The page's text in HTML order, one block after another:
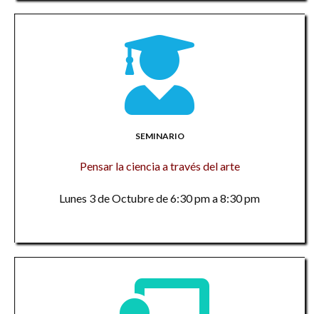
SEMINARIO
Pensar la ciencia a través del arte
Lunes 3 de Octubre de 6:30 pm a 8:30 pm